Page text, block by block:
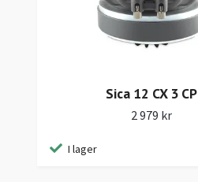
Sica 12 CX 3 CP
2 979 kr
I lager